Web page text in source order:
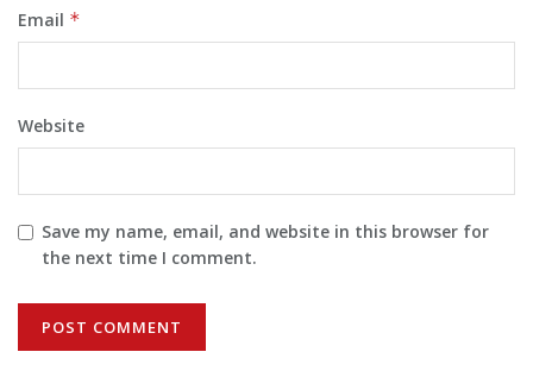
Email *
Website
Save my name, email, and website in this browser for
the next time I comment.